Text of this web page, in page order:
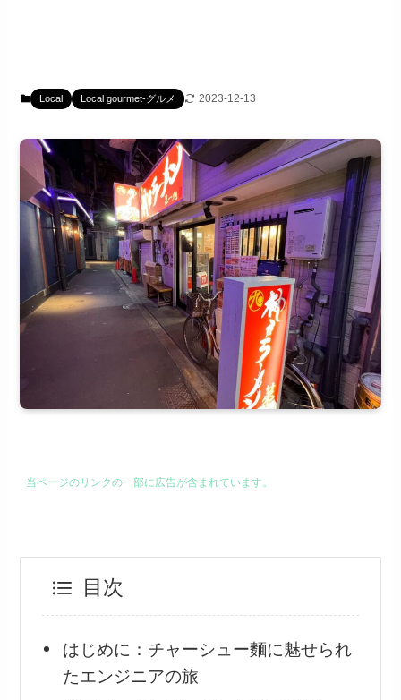
Local Local gourmet-グルメ 2023-12-13
当ページのリンクの一部に広告が含まれています。
目次
はじめに：チャーシュー麵に魅せられ
たエンジニアの旅